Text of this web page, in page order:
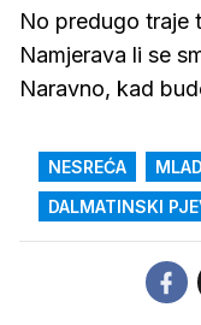
No predugo traje
Namjerava li se
Naravno, kad
NESREĆA
DALMATINSKI